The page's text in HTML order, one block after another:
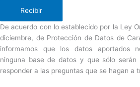
Recibir
De acuerdo con lo establecido por la Ley
diciembre, de Protección de Datos de
informamos que los datos aportados
ninguna base de datos y que sólo
responder a las preguntas que se hagan a